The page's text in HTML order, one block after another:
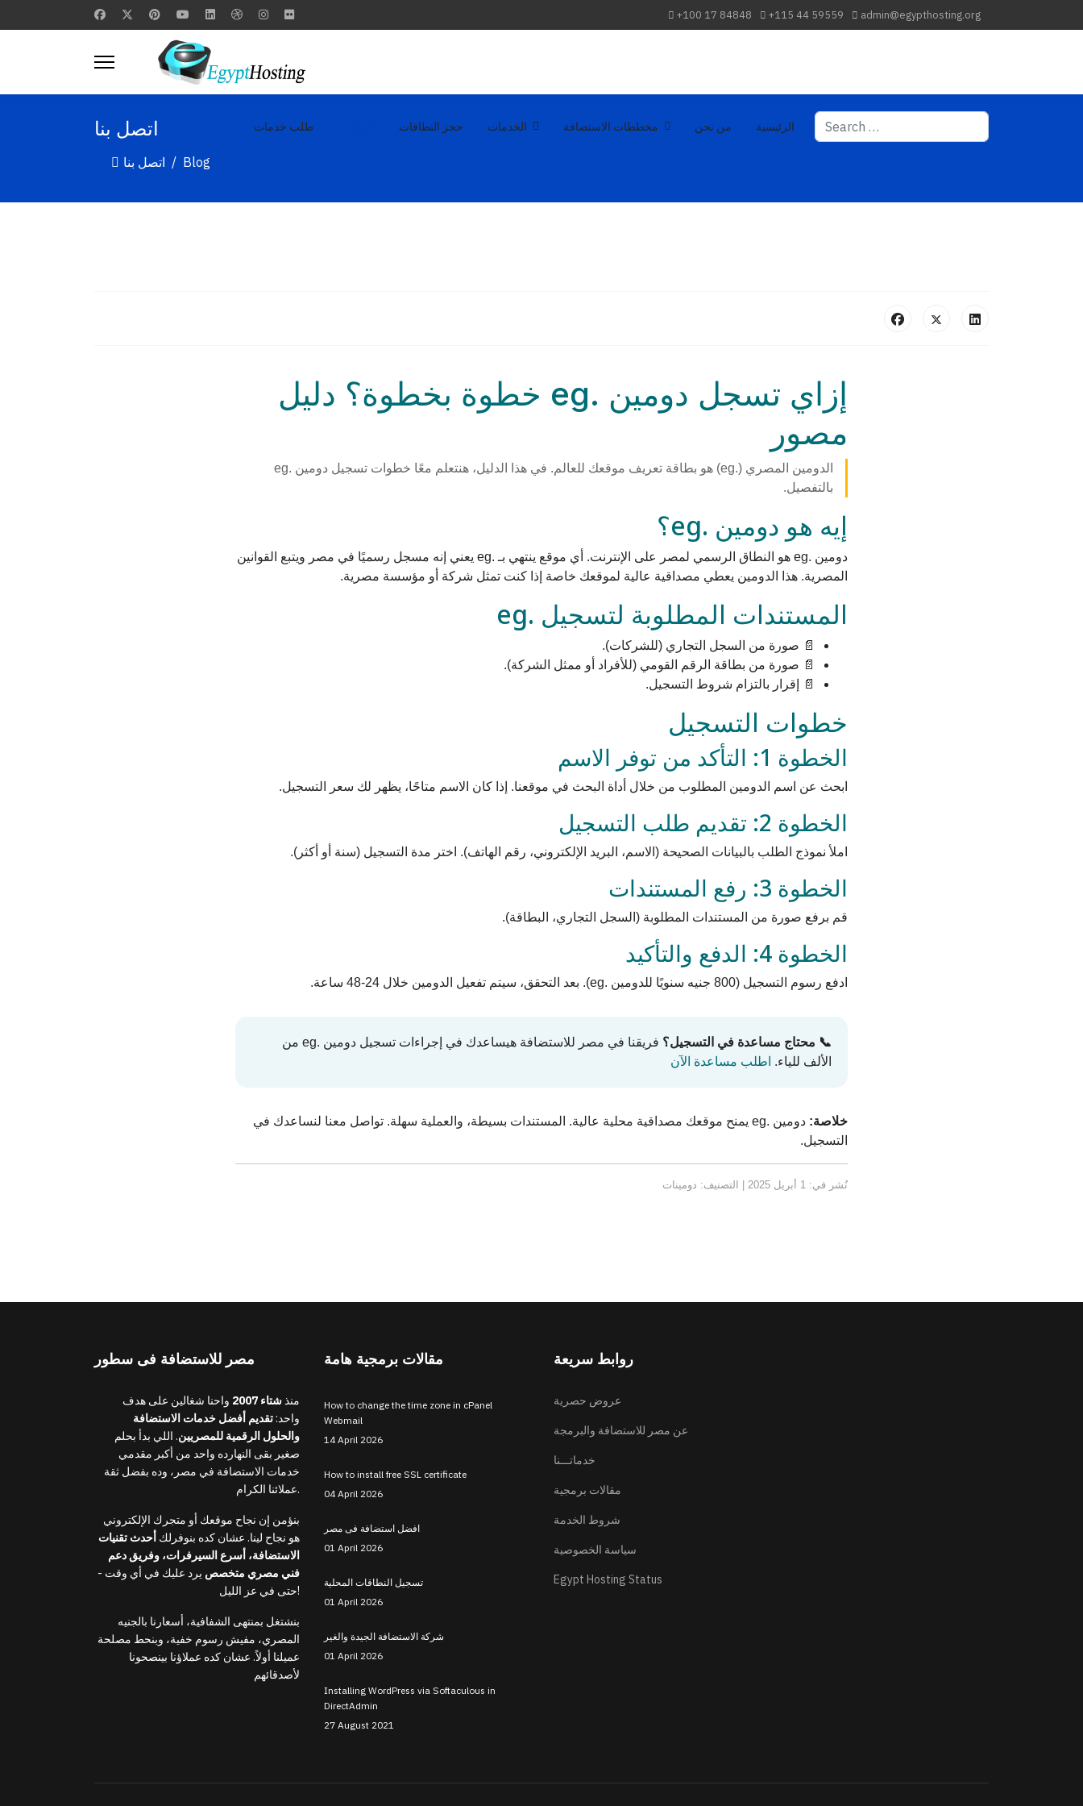
+100 17 84848 +115 44 59559 admin@egypthosting.org
طلب خدمات حجز النطاقات الخدمات مخططات الاستضافة من نحن الرئيسية Search اتصل بنا
اتصل بنا Blog
إزاي تسجل دومين .eg خطوة بخطوة؟ دليل
مصور
الدومين المصري (.eg) هو بطاقة تعريف موقعك للعالم. في هذا الدليل، هنتعلم معًا خطوات تسجيل دومين .eg
بالتفصيل.
إيه هو دومين .eg؟
دومين .eg هو النطاق الرسمي لمصر على الإنترنت. أي موقع ينتهي بـ .eg يعني إنه مسجل رسميًا في مصر ويتبع القوانين
المصرية. هذا الدومين يعطي مصداقية عالية لموقعك خاصة إذا كنت تمثل شركة أو مؤسسة مصرية.
المستندات المطلوبة لتسجيل .eg
📄 صورة من السجل التجاري (للشركات).
📄 صورة من بطاقة الرقم القومي (للأفراد أو ممثل الشركة).
📄 إقرار بالتزام شروط التسجيل.
خطوات التسجيل
الخطوة 1: التأكد من توفر الاسم
ابحث عن اسم الدومين المطلوب من خلال أداة البحث في موقعنا. إذا كان الاسم متاحًا، يظهر لك سعر التسجيل.
الخطوة 2: تقديم طلب التسجيل
املأ نموذج الطلب بالبيانات الصحيحة (الاسم، البريد الإلكتروني، رقم الهاتف). اختر مدة التسجيل (سنة أو أكثر).
الخطوة 3: رفع المستندات
قم برفع صورة من المستندات المطلوبة (السجل التجاري، البطاقة).
الخطوة 4: الدفع والتأكيد
ادفع رسوم التسجيل (800 جنيه سنويًا للدومين .eg). بعد التحقق، سيتم تفعيل الدومين خلال 24-48 ساعة.
📞 محتاج مساعدة في التسجيل؟
فريقنا في مصر للاستضافة هيساعدك في إجراءات تسجيل دومين .eg من
الألف للياء. اطلب مساعدة الآن
خلاصة:
دومين .eg يمنح موقعك مصداقية محلية عالية. المستندات بسيطة، والعملية سهلة. تواصل معنا لنساعدك في
التسجيل.
نُشر في: 1 أبريل 2025 | التصنيف: دومينات
مصر للاستضافة فى سطور
منذشتاء 2007
واحنا شغالين على هدف
واحد: تقديم أفضل خدمات الاستضافة
والحلول الرقمية للمصريين. اللي بدأ بحلم
صغير بقى النهارده واحد من أكبر مقدمي
خدمات الاستضافة في مصر، وده بفضل ثقة
عملائنا الكرام.
بنؤمن إن نجاح موقعك أو متجرك الإلكتروني
هو نجاح لينا. عشان كده بنوفرلك أحدث تقنيات
الاستضافة، أسرع السيرفرات، وفريق دعم
فني مصري متخصص يرد عليك في أي وقت -
حتى في عز الليل!
بنشتغل بمنتهى الشفافية، أسعارنا بالجنيه
المصري، مفيش رسوم خفية، وبنحط مصلحة
عميلنا أولاً. عشان كده عملاؤنا بينصحونا
لأصدقائهم
مقالات برمجية هامة
How to change the time zone in cPanel
Webmail
14 April 2026
How to install free SSL certificate
04 April 2026
افضل استضافة فى مصر
01 April 2026
تسجيل النطاقات المحلية
01 April 2026
شركة الاستضافة الجيدة والغير
01 April 2026
Installing WordPress via Softaculous in
DirectAdmin
27 August 2021
روابط سريعة
عروض حصرية
عن مصر للاستضافة والبرمجة
خدماتـــنا
مقالات برمجية
شروط الخدمة
سياسة الخصوصية
Egypt Hosting Status